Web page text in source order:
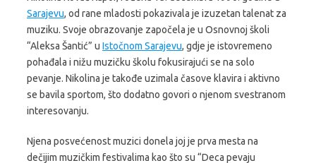
Sarajevu, od rane mladosti pokazivala je izuzetan talenat za
muziku. Svoje obrazovanje započela je u Osnovnoj školi
“Aleksa Šantić” u Istočnom Sarajevu, gdje je istovremeno
pohađala i nižu muzičku školu fokusirajući se na solo
pevanje. Nikolina je takođe uzimala časove klavira i aktivno
se bavila sportom, što dodatno govori o njenom svestranom
interesovanju.
Njena posvećenost muzici donela joj je prva mesta na
dečijim muzičkim festivalima kao što su “Deca pevaju